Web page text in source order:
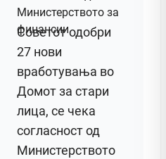
Советот одобри
27 нови
вработувања во
Домот за стари
лица, се чека
согласност од
Министерството